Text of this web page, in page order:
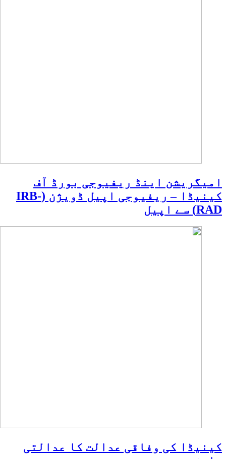
امیگریشن اینڈ ریفیوجی بورڈ آف
کینیڈا – ریفیوجی اپیل ڈویژن (IRB-
RAD) سے اپیل
کینیڈا کی وفاقی عدالت کا عدالتی